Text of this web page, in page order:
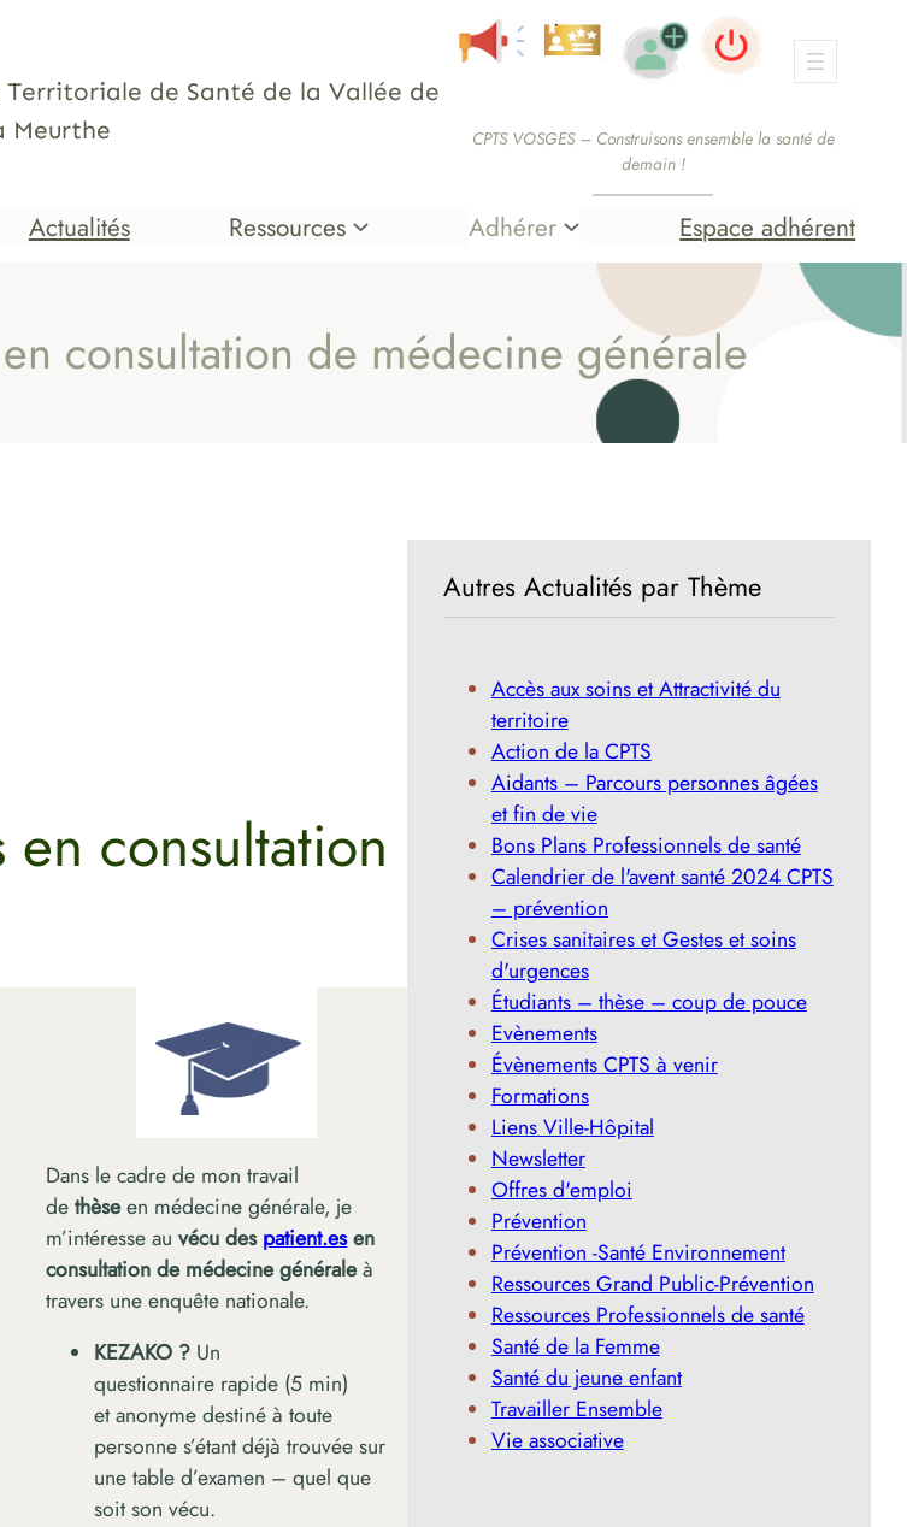
de Santé de la Vallée de
Meurthe
CPTS VOSGES – Construisons ensemble la santé de
demain !
Actualités Ressources Adhérer Espace adhérent
consultation de médecine générale
consultation
Dans le cadre de mon travail
dethèseen médecine générale, je
m’intéresse auvécu despatient.esen
consultation de médecine généraleà
travers une enquête nationale.
KEZAKO ? Un
questionnaire rapide (5 min)
et anonyme destiné à toute
personne s’étant déjà trouvée sur
une table d’examen – quel que
soit son vécu.
Autres Actualités par Thème
Accès aux soins et Attractivité du
territoire
Action de la CPTS
Aidants – Parcours personnes âgées
et fin de vie
Bons Plans Professionnels de santé
Calendrier de l'avent santé 2024 CPTS
– prévention
Crises sanitaires et Gestes et soins
d'urgences
Étudiants – thèse – coup de pouce
Evènements
Évènements CPTS à venir
Formations
Liens Ville-Hôpital
Newsletter
Offres d'emploi
Prévention
Prévention -Santé Environnement
Ressources Grand Public-Prévention
Ressources Professionnels de santé
Santé de la Femme
Santé du jeune enfant
Travailler Ensemble
Vie associative